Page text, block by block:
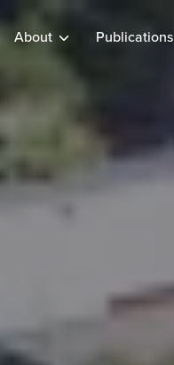
About Publications